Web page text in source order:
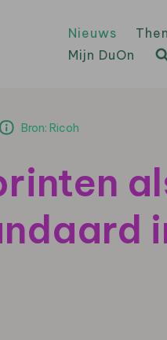
Nieuws
Mijn DuOn
Bron: Ricoh